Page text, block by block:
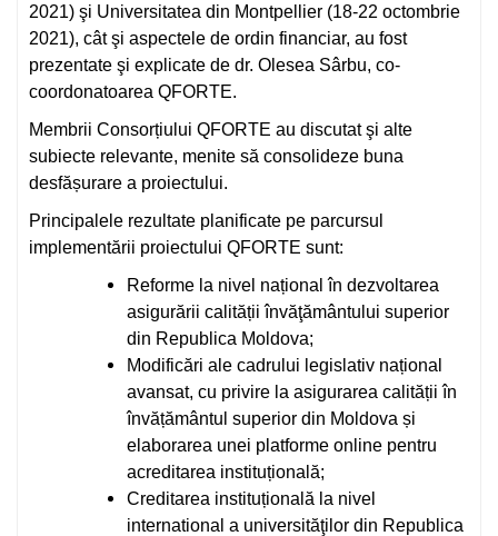
2021) şi Universitatea din Montpellier (18-22 octombrie
2021), cât şi aspectele de ordin financiar, au fost
prezentate şi explicate de dr. Olesea Sârbu, co-
coordonatoarea QFORTE.
Membrii Consorțiului QFORTE au discutat şi alte
subiecte relevante, menite să consolideze buna
desfășurare a proiectului.
Principalele rezultate planificate pe parcursul
implementării proiectului QFORTE sunt:
Reforme la nivel național în dezvoltarea
asigurării calității învăţământului superior
din Republica Moldova;
Modificări ale cadrului legislativ național
avansat, cu privire la asigurarea calității în
învățământul superior din Moldova și
elaborarea unei platforme online pentru
acreditarea instituțională;
Creditarea instituțională la nivel
international a universităţilor din Republica